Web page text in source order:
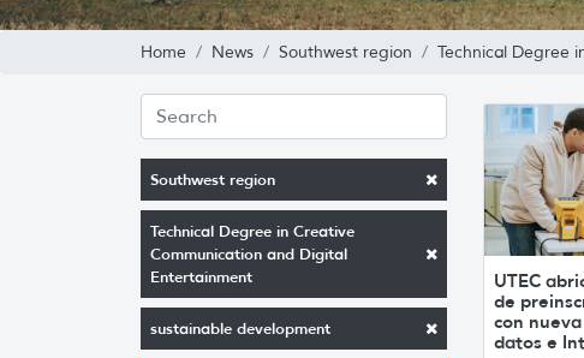
Home News Southwest region Technical Degree
Southwest region
Technical Degree in Creative
Communication and Digital
Entertainment
sustainable development
UTEC
de
con
datos e